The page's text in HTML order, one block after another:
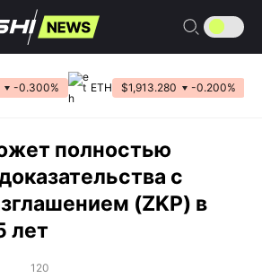
-0.300% ETH $1,913.280 -0.200%
полностью
с
(ZKP) в
лет
120